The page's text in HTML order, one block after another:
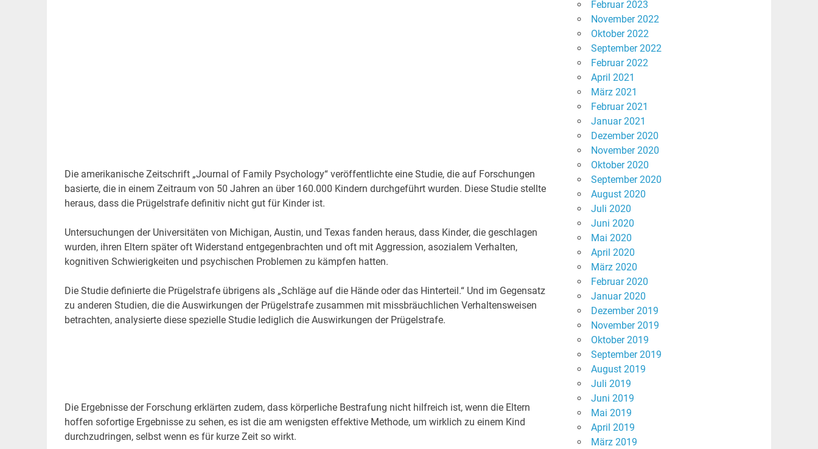
Die amerikanische Zeitschrift „Journal of Family Psychology“ veröffentlichte eine Studie, die auf Forschungen
basierte, die in einem Zeitraum von 50 Jahren an über 160.000 Kindern durchgeführt wurden. Diese Studie stellte
heraus, dass die Prügelstrafe definitiv nicht gut für Kinder ist.
Untersuchungen der Universitäten von Michigan, Austin, und Texas fanden heraus, dass Kinder, die geschlagen
wurden, ihren Eltern später oft Widerstand entgegenbrachten und oft mit Aggression, asozialem Verhalten,
kognitiven Schwierigkeiten und psychischen Problemen zu kämpfen hatten.
Die Studie definierte die Prügelstrafe übrigens als „Schläge auf die Hände oder das Hinterteil.“ Und im Gegensatz
zu anderen Studien, die die Auswirkungen der Prügelstrafe zusammen mit missbräuchlichen Verhaltensweisen
betrachten, analysierte diese spezielle Studie lediglich die Auswirkungen der Prügelstrafe.
Die Ergebnisse der Forschung erklärten zudem, dass körperliche Bestrafung nicht hilfreich ist, wenn die Eltern
hoffen sofortige Ergebnisse zu sehen, es ist die am wenigsten effektive Methode, um wirklich zu einem Kind
durchzudringen, selbst wenn es für kurze Zeit so wirkt.
Februar 2023
November 2022
Oktober 2022
September 2022
Februar 2022
April 2021
März 2021
Februar 2021
Januar 2021
Dezember 2020
November 2020
Oktober 2020
September 2020
August 2020
Juli 2020
Juni 2020
Mai 2020
April 2020
März 2020
Februar 2020
Januar 2020
Dezember 2019
November 2019
Oktober 2019
September 2019
August 2019
Juli 2019
Juni 2019
Mai 2019
April 2019
März 2019